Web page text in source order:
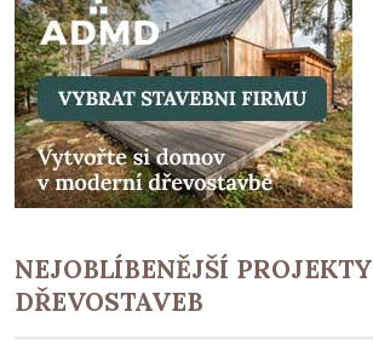
NEJOBLÍBENĚJŠÍ PROJEKTY
DŘEVOSTAVEB